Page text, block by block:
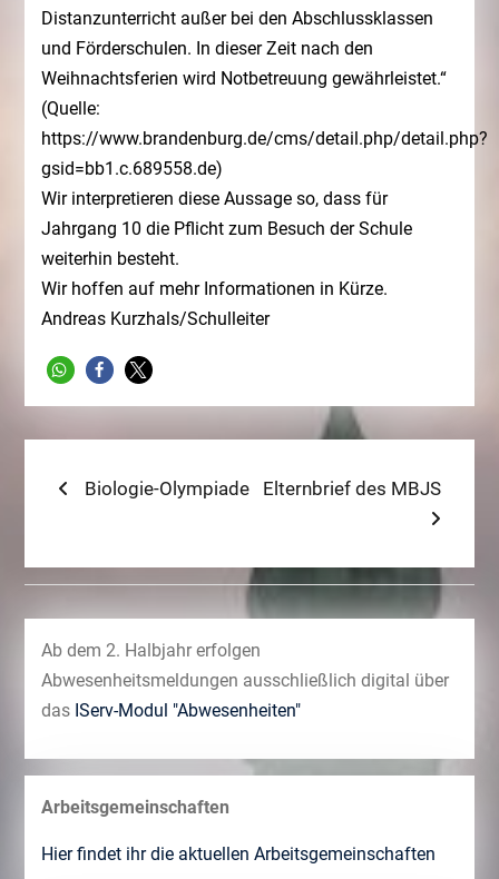
Distanzunterricht außer bei den Abschlussklassen
und Förderschulen. In dieser Zeit nach den
Weihnachtsferien wird Notbetreuung gewährleistet.“
(Quelle:
https://www.brandenburg.de/cms/detail.php/detail.php?
gsid=bb1.c.689558.de)
Wir interpretieren diese Aussage so, dass für
Jahrgang 10 die Pflicht zum Besuch der Schule
weiterhin besteht.
Wir hoffen auf mehr Informationen in Kürze.
Andreas Kurzhals/Schulleiter
Beitragsnavigation
Previous
Biologie-Olympiade
Next
Elternbrief des MBJS
Ab dem 2. Halbjahr erfolgen
Abwesenheitsmeldungen ausschließlich digital über
das IServ-Modul "Abwesenheiten"
Arbeitsgemeinschaften
Hier findet ihr die aktuellen Arbeitsgemeinschaften